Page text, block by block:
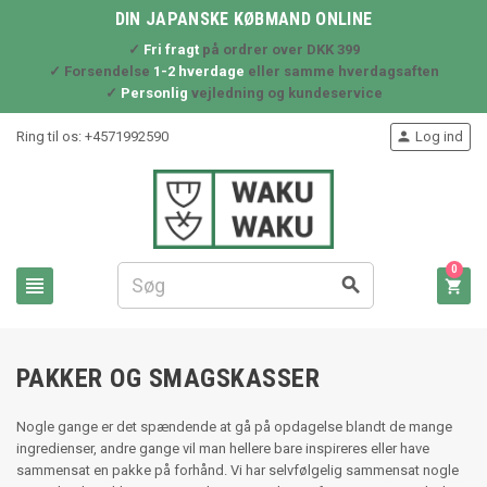
DIN JAPANSKE KØBMAND ONLINE
✓ Fri fragtpå ordrer over DKK 399
✓ Forsendelse 1-2 hverdage eller samme hverdagsaften
✓ Personlig vejledning og kundeservice
Ring til os: +4571992590
 
 Log ind

0
PAKKER OG SMAGSKASSER
Nogle gange er det spændende at gå på opdagelse blandt de mange
ingredienser, andre gange vil man hellere bare inspireres eller have
sammensat en pakke på forhånd. Vi har selvfølgelig sammensat nogle